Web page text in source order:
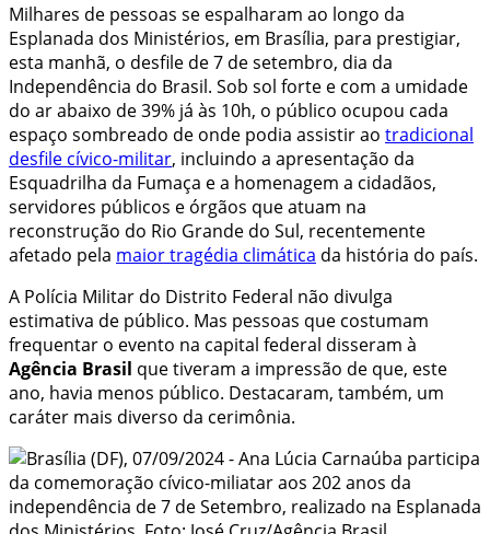
Milhares de pessoas se espalharam ao longo da
Esplanada dos Ministérios, em Brasília, para prestigiar,
esta manhã, o desfile de 7 de setembro, dia da
Independência do Brasil. Sob sol forte e com a umidade
do ar abaixo de 39% já às 10h, o público ocupou cada
espaço sombreado de onde podia assistir ao tradicional
desfile cívico-militar, incluindo a apresentação da
Esquadrilha da Fumaça e a homenagem a cidadãos,
servidores públicos e órgãos que atuam na
reconstrução do Rio Grande do Sul, recentemente
afetado pela maior tragédia climática da história do país.
A Polícia Militar do Distrito Federal não divulga
estimativa de público. Mas pessoas que costumam
frequentar o evento na capital federal disseram à
Agência Brasil que tiveram a impressão de que, este
ano, havia menos público. Destacaram, também, um
caráter mais diverso da cerimônia.